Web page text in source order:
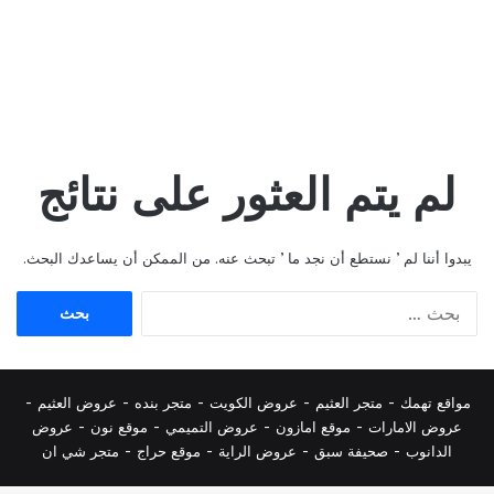
لم يتم العثور على نتائج
يبدوا أننا لم ’ نستطع أن نجد ما ’ تبحث عنه. من الممكن أن يساعدك البحث.
مواقع تهمك - متجر العثيم - عروض الكويت - متجر بنده - عروض العثيم -
عروض الامارات - موقع امازون - عروض التميمي - موقع نون - عروض
الدانوب - صحيفة سبق - عروض الراية - موقع حراج - متجر شي ان